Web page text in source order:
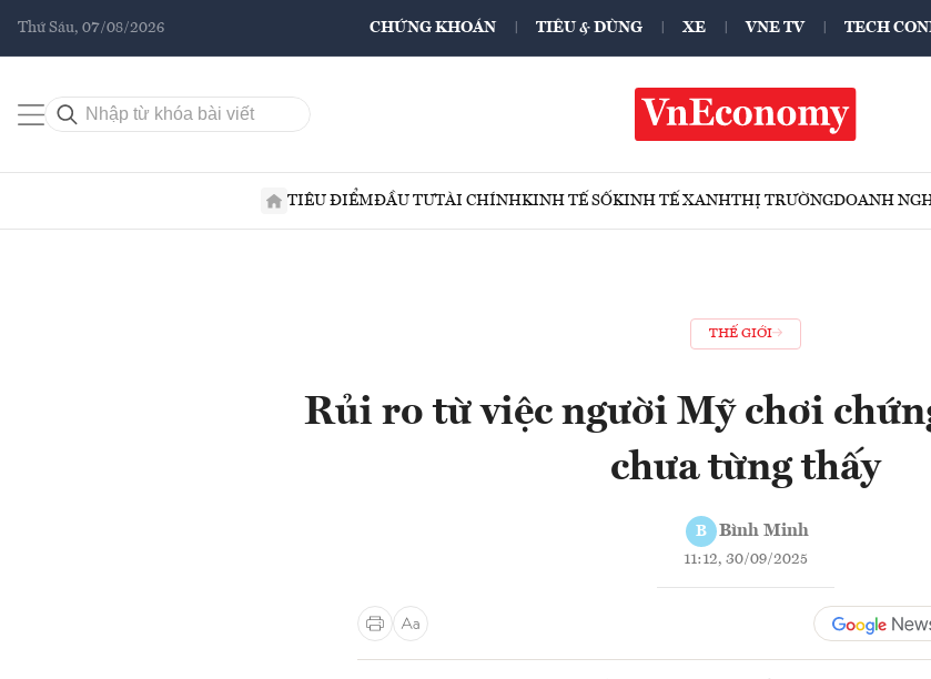
Thứ Sáu, 07/08/2026 CHỨNG KHOÁN TIÊU & DÙNG XE VNE TV TECH
TIÊU ĐIỂMĐẦU TƯTÀI CHÍNHKINH TẾ SỐKINH TẾ XANHTHỊ TRƯỜNGDOANH
THẾ GIỚI
Rủi ro từ việc người Mỹ chơi
chưa từng thấy
B Bình Minh
11:12, 30/09/2025